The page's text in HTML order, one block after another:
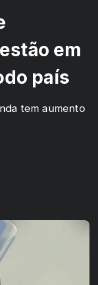
em
país
tem aumento